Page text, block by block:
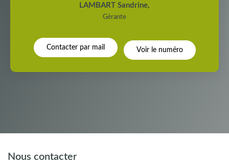
LAMBART Sandrine,
Gérante
Contacter par mail Voir le numéro
Nous contacter